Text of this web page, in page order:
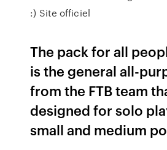
:) Site officiel
The pack for all
is the general all-
from the FTB team
designed for solo
small and medium